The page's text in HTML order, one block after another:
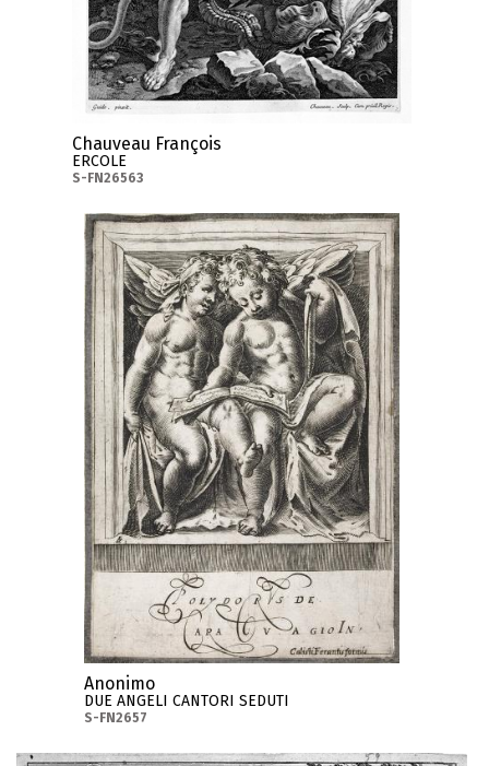
Chauveau François
ERCOLE
S-FN26563
Anonimo
DUE ANGELI CANTORI SEDUTI
S-FN2657